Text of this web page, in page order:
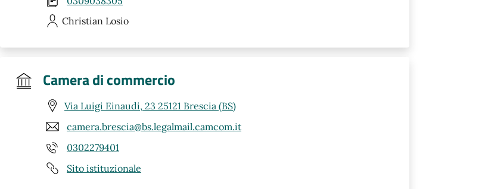
Christian Losio
Camera di commercio
Via Luigi Einaudi, 23 25121 Brescia (BS)
camera.brescia@bs.legalmail.camcom.it
0302279401
Sito istituzionale